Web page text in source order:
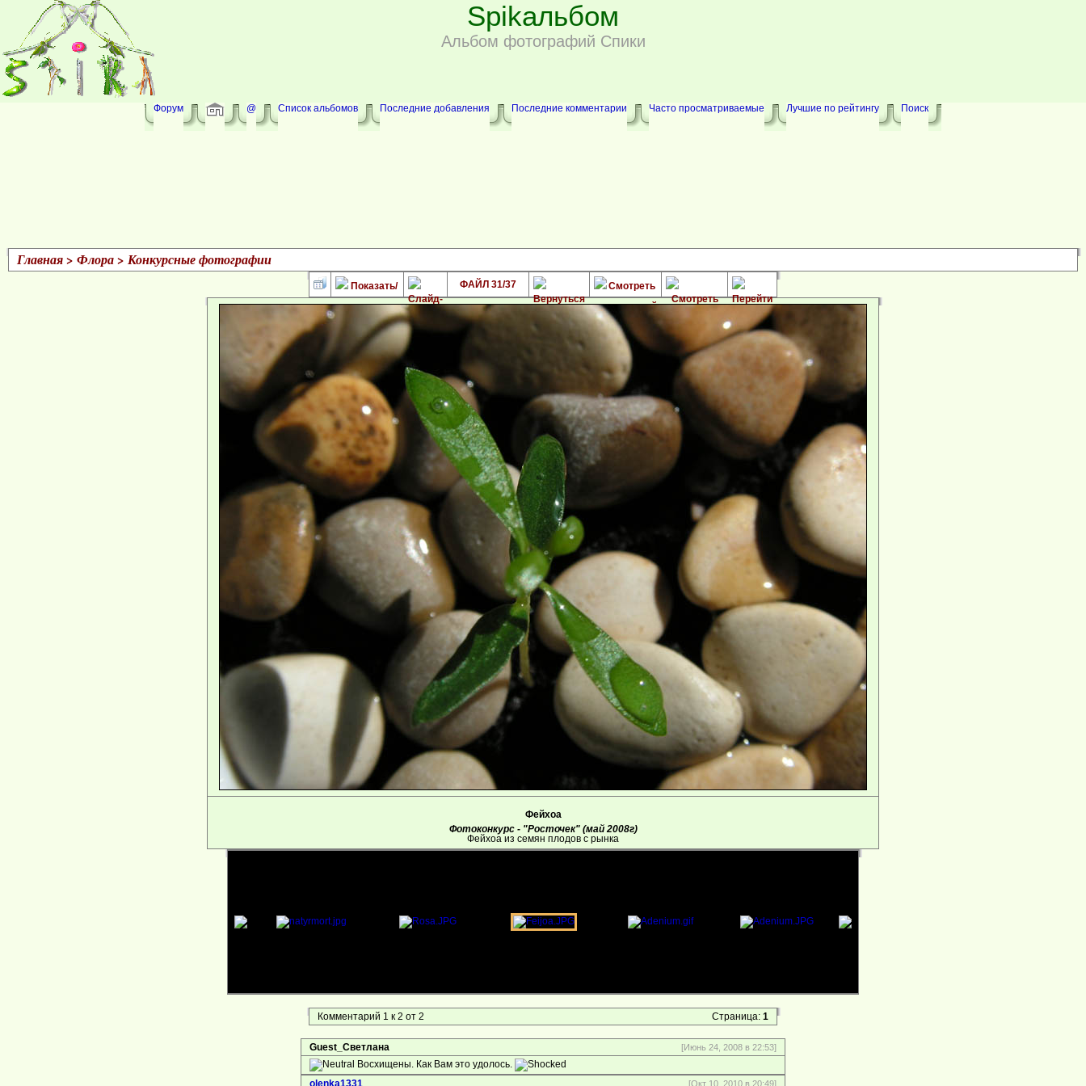
Spikальбом
Альбом фотографий Спики
Форум @ Список альбомов Последние добавления Последние комментарии Часто просматриваемые Лучшие по рейтингу Поиск
Главная> Флора> Конкурсные фотографии
ФАЙЛ 31/37
Фейхоа
Фотоконкурс - "Росточек" (май 2008г)
Фейхоа из семян плодов с рынка
Комментарий 1 к 2 от 2 Страница: 1
Guest_Светлана [Июнь 24, 2008 в 22:53]
Восхищены. Как Вам это удолось.
olenka1331
[Окт 10, 2010 в 20:49]